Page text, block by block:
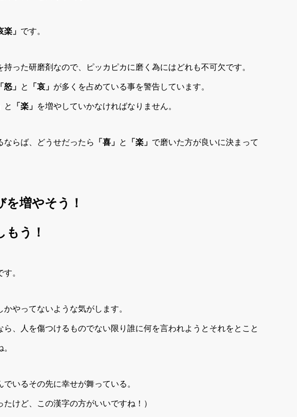
楽」 です。
った研磨剤なので、ピッカピカに磨く為にはどれも不可欠です。
「怒」 と 「哀」 が多くを占めている事を警告しています。
と 「楽」 を増やしていかなければなりません。
ならば、どうせだったら 「喜」 と 「楽」 で磨いた方が良いに決まって
を増やそう！
もう！
。
やってないような気がします。
ら、人を傷つけるものでない限り誰に何を言われようとそれをとこと
いるその先に幸せが舞っている。
たけど、この漢字の方がいいですね！）